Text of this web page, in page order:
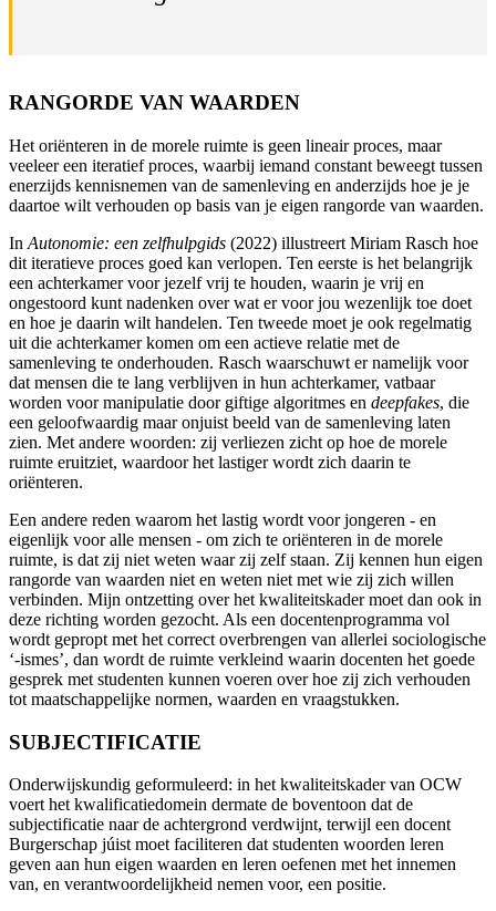
RANGORDE VAN WAARDEN
Het oriënteren in de morele ruimte is geen lineair proces, maar
veeleer een iteratief proces, waarbij iemand constant beweegt tussen
enerzijds kennisnemen van de samenleving en anderzijds hoe je je
daartoe wilt verhouden op basis van je eigen rangorde van waarden.
In Autonomie: een zelfhulpgids (2022) illustreert Miriam Rasch hoe
dit iteratieve proces goed kan verlopen. Ten eerste is het belangrijk
een achterkamer voor jezelf vrij te houden, waarin je vrij en
ongestoord kunt nadenken over wat er voor jou wezenlijk toe doet
en hoe je daarin wilt handelen. Ten tweede moet je ook regelmatig
uit die achterkamer komen om een actieve relatie met de
samenleving te onderhouden. Rasch waarschuwt er namelijk voor
dat mensen die te lang verblijven in hun achterkamer, vatbaar
worden voor manipulatie door giftige algoritmes en deepfakes, die
een geloofwaardig maar onjuist beeld van de samenleving laten
zien. Met andere woorden: zij verliezen zicht op hoe de morele
ruimte eruitziet, waardoor het lastiger wordt zich daarin te
oriënteren.
Een andere reden waarom het lastig wordt voor jongeren - en
eigenlijk voor alle mensen - om zich te oriënteren in de morele
ruimte, is dat zij niet weten waar zij zelf staan. Zij kennen hun eigen
rangorde van waarden niet en weten niet met wie zij zich willen
verbinden. Mijn ontzetting over het kwaliteitskader moet dan ook in
deze richting worden gezocht. Als een docentenprogramma vol
wordt gepropt met het correct overbrengen van allerlei sociologische
‘-ismes’, dan wordt de ruimte verkleind waarin docenten het goede
gesprek met studenten kunnen voeren over hoe zij zich verhouden
tot maatschappelijke normen, waarden en vraagstukken.
SUBJECTIFICATIE
Onderwijskundig geformuleerd: in het kwaliteitskader van OCW
voert het kwalificatiedomein dermate de boventoon dat de
subjectificatie naar de achtergrond verdwijnt, terwijl een docent
Burgerschap júist moet faciliteren dat studenten woorden leren
geven aan hun eigen waarden en leren oefenen met het innemen
van, en verantwoordelijkheid nemen voor, een positie.